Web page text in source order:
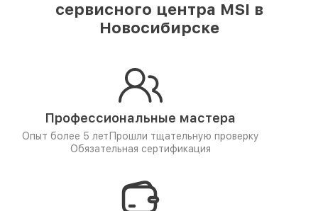
сервисного центра MSI в
Новосибирске
Профессиональные мастера
Опыт более 5 лет Прошли тщательную проверку
Обязательная сертификация